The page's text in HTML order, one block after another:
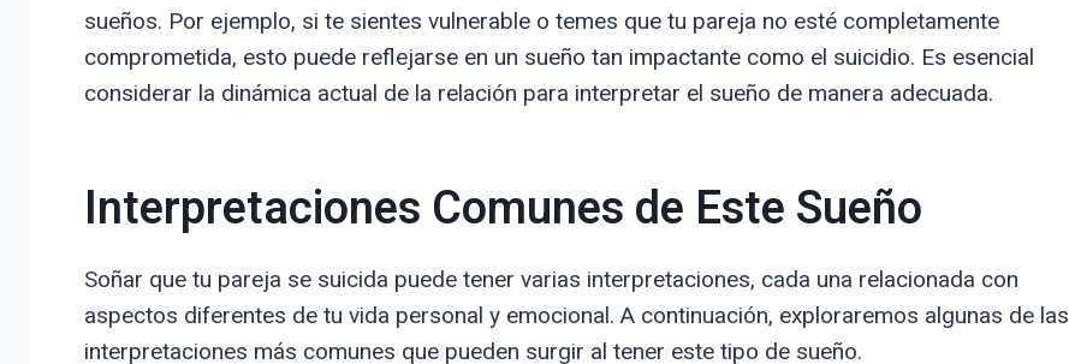
sueños. Por ejemplo, si te sientes vulnerable o temes que tu pareja no esté completamente
comprometida, esto puede reflejarse en un sueño tan impactante como el suicidio. Es esencial
considerar la dinámica actual de la relación para interpretar el sueño de manera adecuada.
Interpretaciones Comunes de Este Sueño
Soñar que tu pareja se suicida puede tener varias interpretaciones, cada una relacionada con
aspectos diferentes de tu vida personal y emocional. A continuación, exploraremos algunas de las
interpretaciones más comunes que pueden surgir al tener este tipo de sueño.